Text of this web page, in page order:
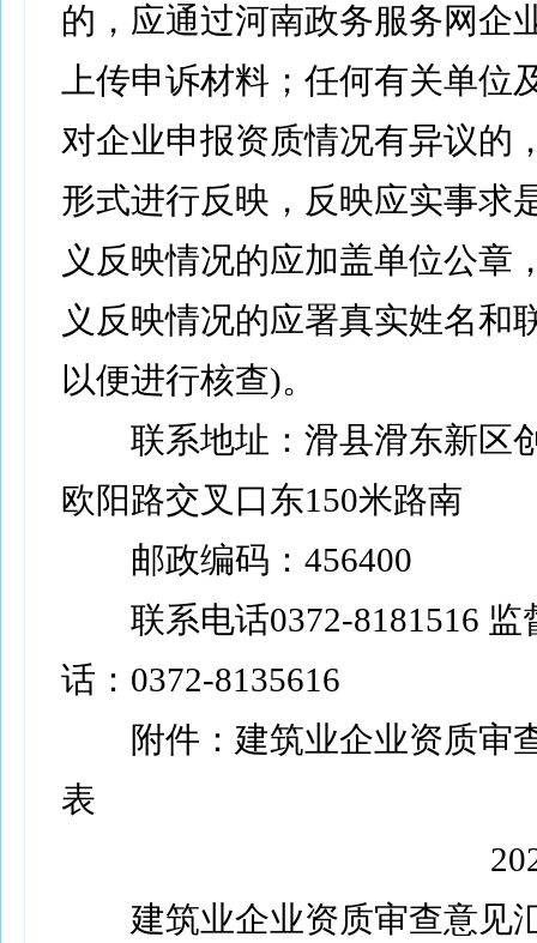
的，应通过河南政务服务网企
上传申诉材料；任何有关单位
对企业申报资质情况有异议的
形式进行反映，反映应实事求
义反映情况的应加盖单位公章
义反映情况的应署真实姓名和
以便进行核查)。
联系地址：滑县滑东新区
欧阳路交叉口东150米路南
邮政编码：456400
联系电话0372-8181516 监
话：0372-8135616
附件：建筑业企业资质审
表
建筑业企业资质审查意见